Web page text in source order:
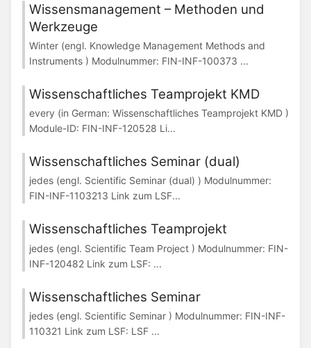
Wissensmanagement – Methoden und
Werkzeuge
Winter (engl. Knowledge Management Methods and
Instruments ) Modulnummer: FIN-INF-100373 ...
Wissenschaftliches Teamprojekt KMD
every (in German: Wissenschaftliches Teamprojekt KMD )
Module-ID: FIN-INF-120528 Li...
Wissenschaftliches Seminar (dual)
jedes (engl. Scientific Seminar (dual) ) Modulnummer:
FIN-INF-1103213 Link zum LSF...
Wissenschaftliches Teamprojekt
jedes (engl. Scientific Team Project ) Modulnummer: FIN-
INF-120482 Link zum LSF: ...
Wissenschaftliches Seminar
jedes (engl. Scientific Seminar ) Modulnummer: FIN-INF-
110321 Link zum LSF: LSF ...